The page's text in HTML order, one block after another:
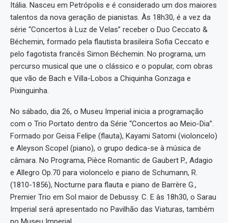
Itália. Nasceu em Petrópolis e é considerado um dos maiores
talentos da nova geração de pianistas. Às 18h30, é a vez da
série “Concertos à Luz de Velas” receber o Duo Ceccato &
Béchemin, formado pela flautista brasileira Sofia Ceccato e
pelo fagotista francês Simon Béchemin. No programa, um
percurso musical que une o clássico e o popular, com obras
que vão de Bach e Villa-Lobos a Chiquinha Gonzaga e
Pixinguinha.
No sábado, dia 26, o Museu Imperial inicia a programação
com o Trio Portato dentro da Série “Concertos ao Meio-Dia”.
Formado por Geisa Felipe (flauta), Kayami Satomi (violoncelo)
e Aleyson Scopel (piano), o grupo dedica-se à música de
câmara. No Programa, Pièce Romantic de Gaubert P., Adagio
e Allegro Op.70 para violoncelo e piano de Schumann, R.
(1810-1856), Nocturne para flauta e piano de Barrère G.,
Premier Trio em Sol maior de Debussy. C. E às 18h30, o Sarau
Imperial será apresentado no Pavilhão das Viaturas, também